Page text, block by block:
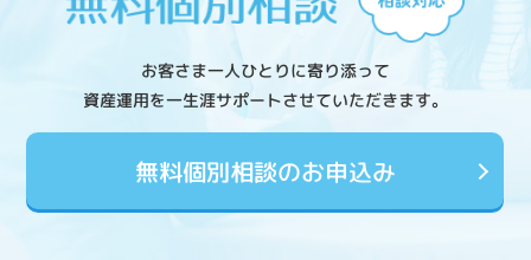
お客さま一人ひとりに寄り添って
資産運用を一生涯サポートさせていただきます。
無料個別相談のお申込み